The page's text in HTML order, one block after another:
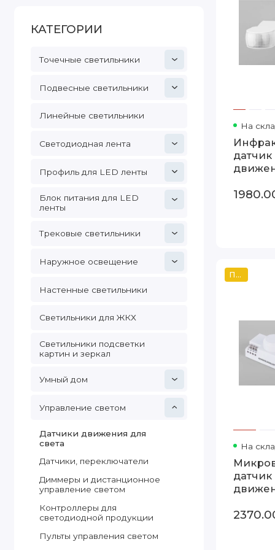
КАТЕГОРИИ
Точечные светильники
Подвесные светильники
Линейные светильники
Светодиодная лента
Профиль для LED ленты
Блок питания для LED
ленты
Трековые светильники
Наружное освещение
Настенные светильники
Светильники для ЖКХ
Светильники подсветки
картин и зеркал
Умный дом
Управление светом
Датчики движения для
света
Датчики, переключатели
Диммеры и дистанционное
управление светом
Контроллеры для
светодиодной продукции
Пульты управления светом
На
датчик
1200W
Популярный
На
датчик
360°